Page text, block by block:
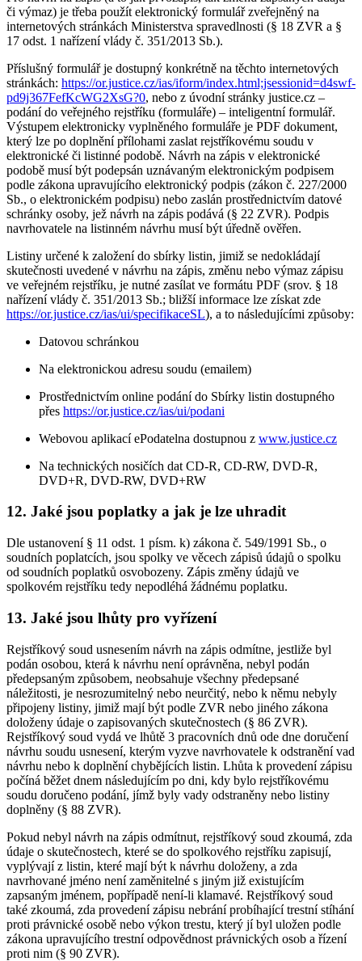
či výmaz) je třeba použít elektronický formulář zveřejněný na
internetových stránkách Ministerstva spravedlnosti (§ 18 ZVR a §
17 odst. 1 nařízení vlády č. 351/2013 Sb.).
Příslušný formulář je dostupný konkrétně na těchto internetových
stránkách: https://or.justice.cz/ias/iform/index.html;jsessionid=d4swf-
pd9j367FefKcWG2XsG?0, nebo z úvodní stránky justice.cz –
podání do veřejného rejstříku (formuláře) – inteligentní formulář.
Výstupem elektronicky vyplněného formuláře je PDF dokument,
který lze po doplnění přílohami zaslat rejstříkovému soudu v
elektronické či listinné podobě. Návrh na zápis v elektronické
podobě musí být podepsán uznávaným elektronickým podpisem
podle zákona upravujícího elektronický podpis (zákon č. 227/2000
Sb., o elektronickém podpisu) nebo zaslán prostřednictvím datové
schránky osoby, jež návrh na zápis podává (§ 22 ZVR). Podpis
navrhovatele na listinném návrhu musí být úředně ověřen.
Listiny určené k založení do sbírky listin, jimiž se nedokládají
skutečnosti uvedené v návrhu na zápis, změnu nebo výmaz zápisu
ve veřejném rejstříku, je nutné zasílat ve formátu PDF (srov. § 18
nařízení vlády č. 351/2013 Sb.; bližší informace lze získat zde
https://or.justice.cz/ias/ui/specifikaceSL), a to následujícími způsoby:
Datovou schránkou
Na elektronickou adresu soudu (emailem)
Prostřednictvím online podání do Sbírky listin dostupného
přes https://or.justice.cz/ias/ui/podani
Webovou aplikací ePodatelna dostupnou z www.justice.cz
Na technických nosičích dat CD-R, CD-RW, DVD-R,
DVD+R, DVD-RW, DVD+RW
12. Jaké jsou poplatky a jak je lze uhradit
Dle ustanovení § 11 odst. 1 písm. k) zákona č. 549/1991 Sb., o
soudních poplatcích, jsou spolky ve věcech zápisů údajů o spolku
od soudních poplatků osvobozeny. Zápis změny údajů ve
spolkovém rejstříku tedy nepodléhá žádnému poplatku.
13. Jaké jsou lhůty pro vyřízení
Rejstříkový soud usnesením návrh na zápis odmítne, jestliže byl
podán osobou, která k návrhu není oprávněna, nebyl podán
předepsaným způsobem, neobsahuje všechny předepsané
náležitosti, je nesrozumitelný nebo neurčitý, nebo k němu nebyly
připojeny listiny, jimiž mají být podle ZVR nebo jiného zákona
doloženy údaje o zapisovaných skutečnostech (§ 86 ZVR).
Rejstříkový soud vydá ve lhůtě 3 pracovních dnů ode dne doručení
návrhu soudu usnesení, kterým vyzve navrhovatele k odstranění vad
návrhu nebo k doplnění chybějících listin. Lhůta k provedení zápisu
počíná běžet dnem následujícím po dni, kdy bylo rejstříkovému
soudu doručeno podání, jímž byly vady odstraněny nebo listiny
doplněny (§ 88 ZVR).
Pokud nebyl návrh na zápis odmítnut, rejstříkový soud zkoumá, zda
údaje o skutečnostech, které se do spolkového rejstříku zapisují,
vyplývají z listin, které mají být k návrhu doloženy, a zda
navrhované jméno není zaměnitelné s jiným již existujícím
zapsaným jménem, popřípadě není-li klamavé. Rejstříkový soud
také zkoumá, zda provedení zápisu nebrání probíhající trestní stíhání
proti právnické osobě nebo výkon trestu, který jí byl uložen podle
zákona upravujícího trestní odpovědnost právnických osob a řízení
proti nim (§ 90 ZVR).